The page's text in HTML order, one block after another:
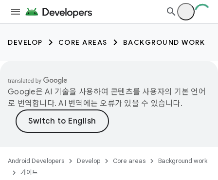
DEVELOP CORE AREAS BACKGROUND WORK
Google은 AI 기술을 사용하여 콘텐츠를 사용자의 기본 언어
로 번역합니다. AI 번역에는 오류가 있을 수 있습니다.
Android Developers Develop Core areas
Background work
가이드